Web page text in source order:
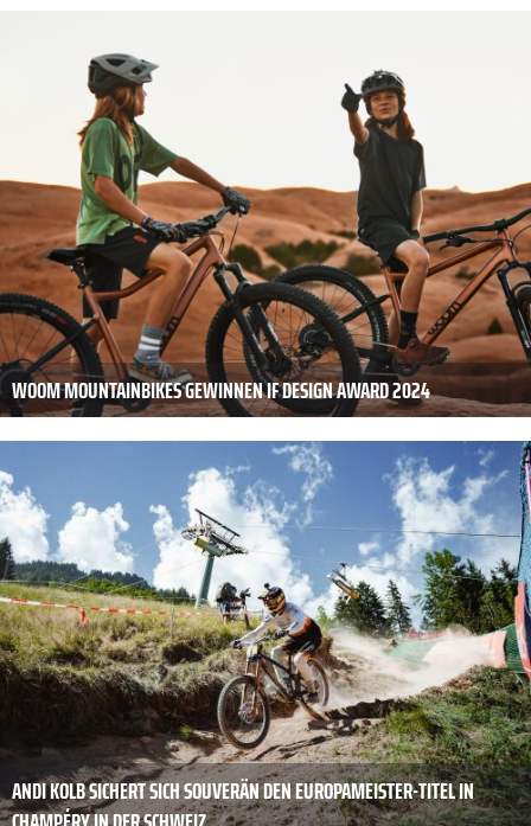
WOOM MOUNTAINBIKES GEWINNEN IF DESIGN AWARD 2024
ANDI KOLB SICHERT SICH SOUVERÄN DEN EUROPAMEISTER-TITEL IN